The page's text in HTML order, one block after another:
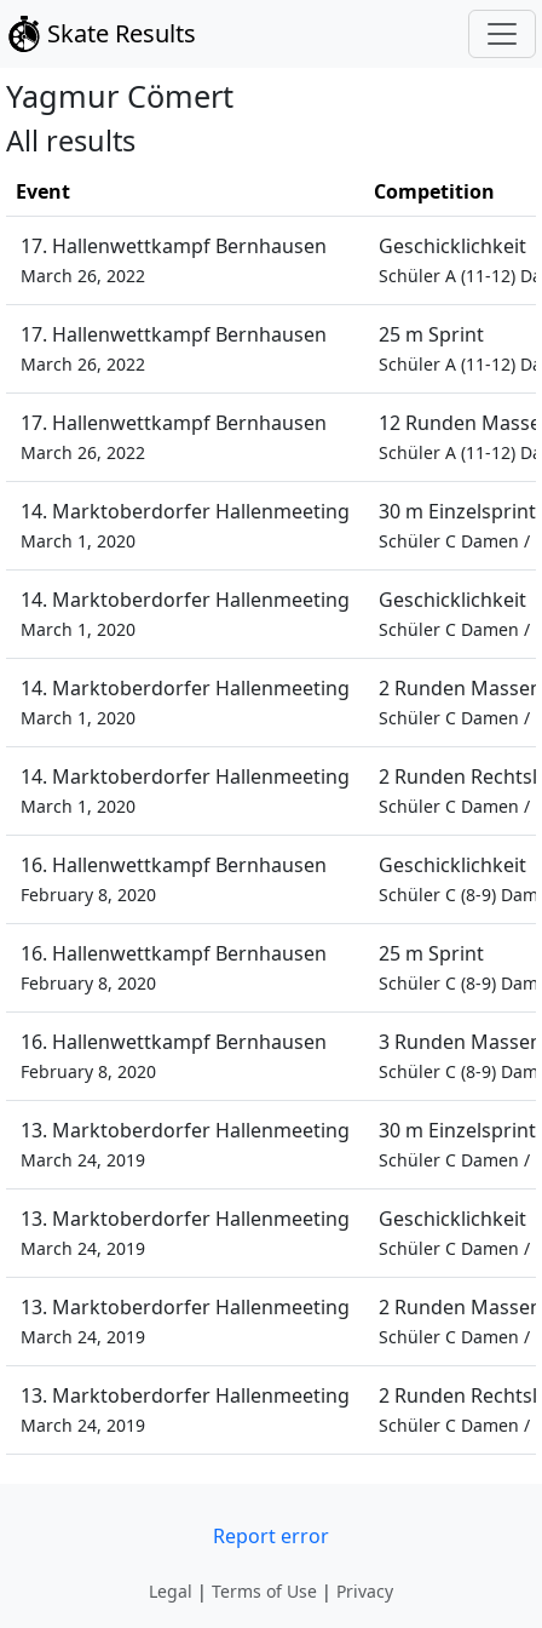
Skate Results
Yagmur Cömert
All results
Event Competition
17. Hallenwettkampf Bernhausen
March 26, 2022
Geschicklichkeit
Schüler A (11-12)
17. Hallenwettkampf Bernhausen
March 26, 2022
25 m Sprint
Schüler A (11-12)
17. Hallenwettkampf Bernhausen
March 26, 2022
12 Runden
Schüler A (11-12)
14. Marktoberdorfer Hallenmeeting
March 1, 2020
30 m Einzelsprint
Schüler C Damen /
14. Marktoberdorfer Hallenmeeting
March 1, 2020
Geschicklichkeit
Schüler C Damen /
14. Marktoberdorfer Hallenmeeting
March 1, 2020
2 Runden
Schüler C Damen /
14. Marktoberdorfer Hallenmeeting
March 1, 2020
2 Runden
Schüler C Damen /
16. Hallenwettkampf Bernhausen
February 8, 2020
Geschicklichkeit
Schüler C (8-9)
16. Hallenwettkampf Bernhausen
February 8, 2020
25 m Sprint
Schüler C (8-9)
16. Hallenwettkampf Bernhausen
February 8, 2020
3 Runden
Schüler C (8-9)
13. Marktoberdorfer Hallenmeeting
March 24, 2019
30 m Einzelsprint
Schüler C Damen /
13. Marktoberdorfer Hallenmeeting
March 24, 2019
Geschicklichkeit
Schüler C Damen /
13. Marktoberdorfer Hallenmeeting
March 24, 2019
2 Runden
Schüler C Damen /
13. Marktoberdorfer Hallenmeeting
March 24, 2019
2 Runden
Schüler C Damen /
Report error
Legal | Terms of Use | Privacy